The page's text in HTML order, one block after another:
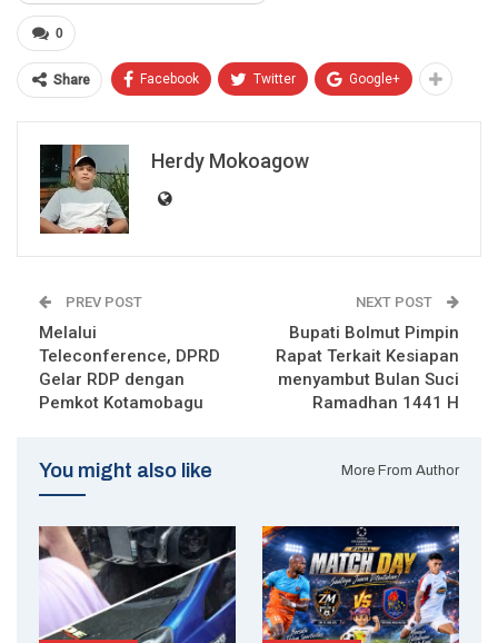
0
Share Facebook Twitter Google+
Herdy Mokoagow
PREV POST
Melalui
Teleconference, DPRD
Gelar RDP dengan
Pemkot Kotamobagu
NEXT POST
Bupati Bolmut Pimpin
Rapat Terkait Kesiapan
menyambut Bulan Suci
Ramadhan 1441 H
You might also like More From Author